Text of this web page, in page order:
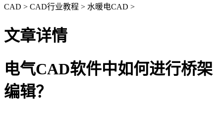
CAD > CAD行业教程 > 水暖电CAD >
文章详情
电气CAD软件中如何进行桥架
编辑？